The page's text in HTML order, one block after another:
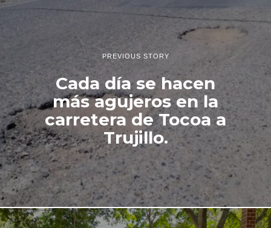
PREVIOUS STORY
Cada día se hacen
más agujeros en la
carretera de Tocoa a
Trujillo.